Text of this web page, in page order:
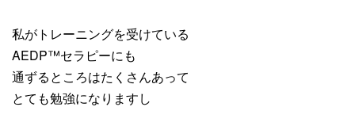
私がトレーニングを受けている
AEDP™️セラピーにも
通ずるところはたくさんあって
とても勉強になりますし